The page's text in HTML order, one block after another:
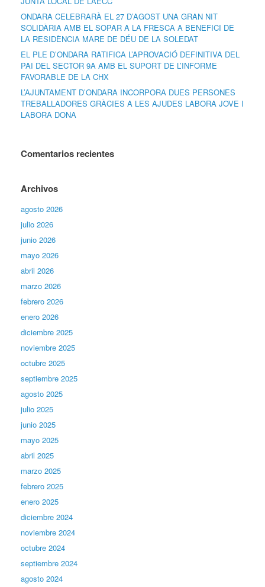
ONDARA CELEBRARÀ EL 27 D’AGOST UNA GRAN NIT
SOLIDÀRIA AMB EL SOPAR A LA FRESCA A BENEFICI DE
LA RESIDÈNCIA MARE DE DÉU DE LA SOLEDAT
EL PLE D’ONDARA RATIFICA L’APROVACIÓ DEFINITIVA DEL
PAI DEL SECTOR 9A AMB EL SUPORT DE L’INFORME
FAVORABLE DE LA CHX
L’AJUNTAMENT D’ONDARA INCORPORA DUES PERSONES
TREBALLADORES GRÀCIES A LES AJUDES LABORA JOVE I
LABORA DONA
Comentarios recientes
Archivos
agosto 2026
julio 2026
junio 2026
mayo 2026
abril 2026
marzo 2026
febrero 2026
enero 2026
diciembre 2025
noviembre 2025
octubre 2025
septiembre 2025
agosto 2025
julio 2025
junio 2025
mayo 2025
abril 2025
marzo 2025
febrero 2025
enero 2025
diciembre 2024
noviembre 2024
octubre 2024
septiembre 2024
agosto 2024